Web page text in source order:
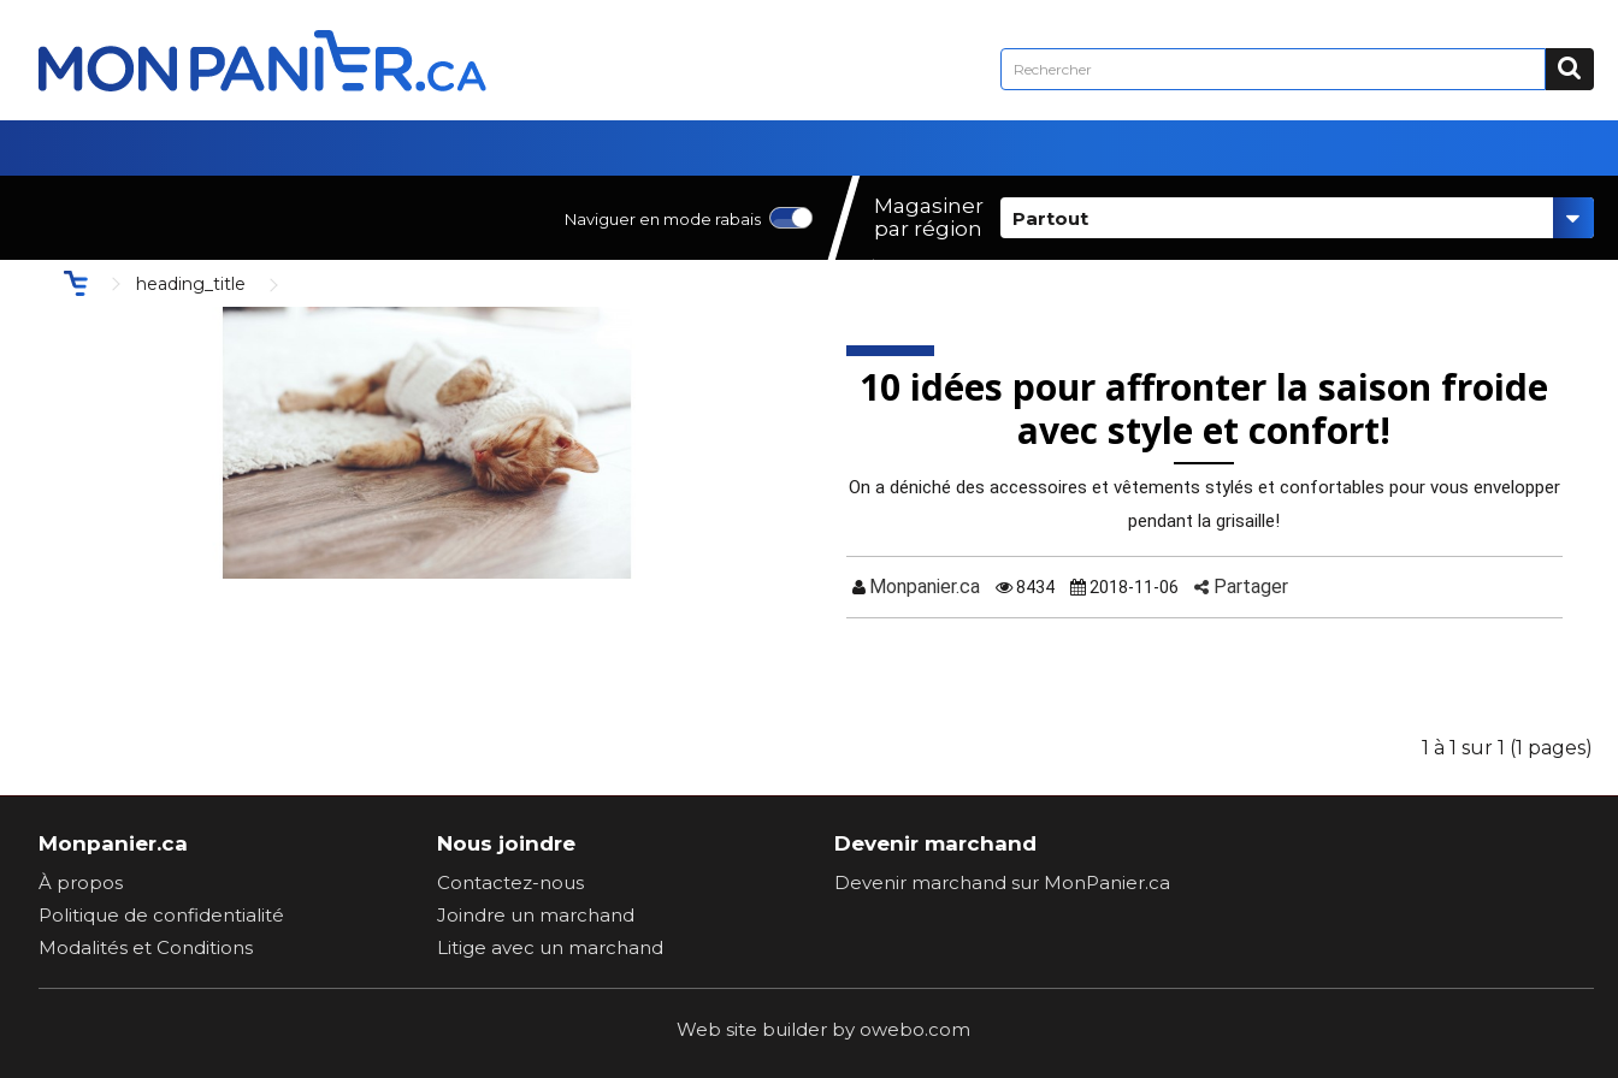
Naviguer en mode rabais
Magasiner
par région
Partout
heading_title
10 idées pour affronter la saison froide
avec style et confort!
On a déniché des accessoires et vêtements stylés et confortables pour vous envelopper
pendant la grisaille!
Monpanier.ca 8434 2018-11-06 Partager
1 à 1 sur 1 (1 pages)
Monpanier.ca
À propos
Politique de confidentialité
Modalités et Conditions
Nous joindre
Contactez-nous
Joindre un marchand
Litige avec un marchand
Devenir marchand
Devenir marchand sur MonPanier.ca
Web site builder by owebo.com